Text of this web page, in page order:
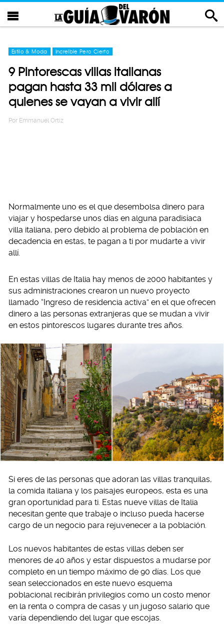
Estilo & Moda Increíble Pero Cierto
9 Pintorescas villas italianas
pagan hasta 33 mil dólares a
quienes se vayan a vivir allí
Por Emmanuel Ortiz
Normalmente uno es el que desembolsa dinero para
viajar y hospedarse unos días en alguna paradisíaca
villa italiana, pero debido al problema de población en
decadencia en estas, te pagan a ti por mudarte a vivir
allí.
En estas villas de Italia hay menos de 2000 habitantes y
sus administraciones crearon un nuevo proyecto
llamado “Ingreso de residencia activa” en el que ofrecen
dinero a las personas extranjeras que se mudan a vivir
en estos pintorescos lugares durante tres años.
Si eres de las personas que adoran las villas tranquilas,
la comida italiana y los paisajes europeos, esta es una
gran oportunidad para ti. Estas nueve villas de Italia
necesitan gente que trabaje o incluso pueda hacerse
cargo de un negocio para rejuvenecer a la población.
Los nuevos habitantes de estas villas deben ser
menores de 40 años y estar dispuestos a mudarse por
completo en un tiempo máximo de 90 días. Los que
sean seleccionados en este nuevo esquema
poblacional recibirán privilegios como un costo menor
en la renta o compra de casas y un jugoso salario que
varía dependiendo del lugar que escojas.